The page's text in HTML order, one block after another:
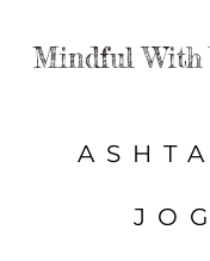
Mindful With